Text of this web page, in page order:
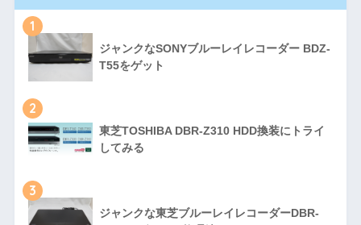
1
ジャンクなSONYブルーレイレコーダー BDZ-
T55をゲット
2
東芝TOSHIBA DBR-Z310 HDD換装にトライ
してみる
3
ジャンクな東芝ブルーレイレコーダーDBR-